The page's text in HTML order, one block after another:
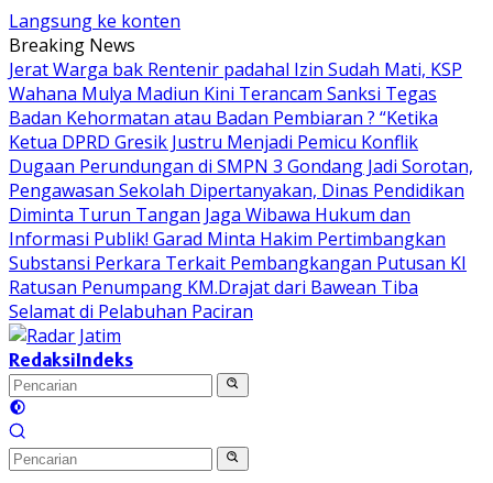
Langsung ke konten
Breaking News
Jerat Warga bak Rentenir padahal Izin Sudah Mati, KSP
Wahana Mulya Madiun Kini Terancam Sanksi Tegas
Badan Kehormatan atau Badan Pembiaran ? “Ketika
Ketua DPRD Gresik Justru Menjadi Pemicu Konflik
Dugaan Perundungan di SMPN 3 Gondang Jadi Sorotan,
Pengawasan Sekolah Dipertanyakan, Dinas Pendidikan
Diminta Turun Tangan Jaga Wibawa Hukum dan
Informasi Publik! Garad Minta Hakim Pertimbangkan
Substansi Perkara Terkait Pembangkangan Putusan KI
Ratusan Penumpang KM.Drajat dari Bawean Tiba
Selamat di Pelabuhan Paciran
RedaksiIndeks